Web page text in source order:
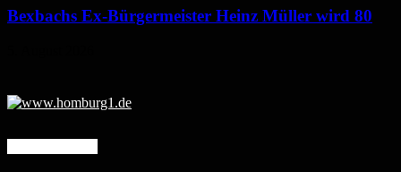
Bexbachs Ex-Bürgermeister Heinz Müller wird 80